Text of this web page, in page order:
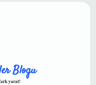
Blogu
yarat!